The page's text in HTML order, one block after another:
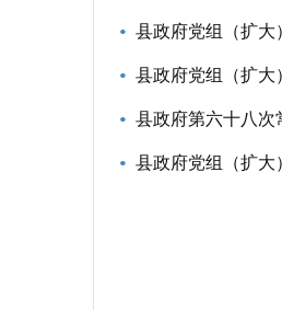
县政府党组（扩大
县政府党组（扩大
县政府第六十八次
县政府党组（扩大